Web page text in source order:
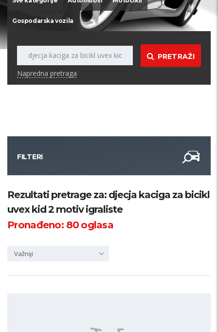
Gospodarska vozila
PRETRAŽI
Napredna pretraga
FILTERI
Kategorija
Županija
Rezultati pretrage za: djecja kaciga za bicikl
uvex kid 2 motiv igraliste
Pronađeno: 80oglasa
Važniji